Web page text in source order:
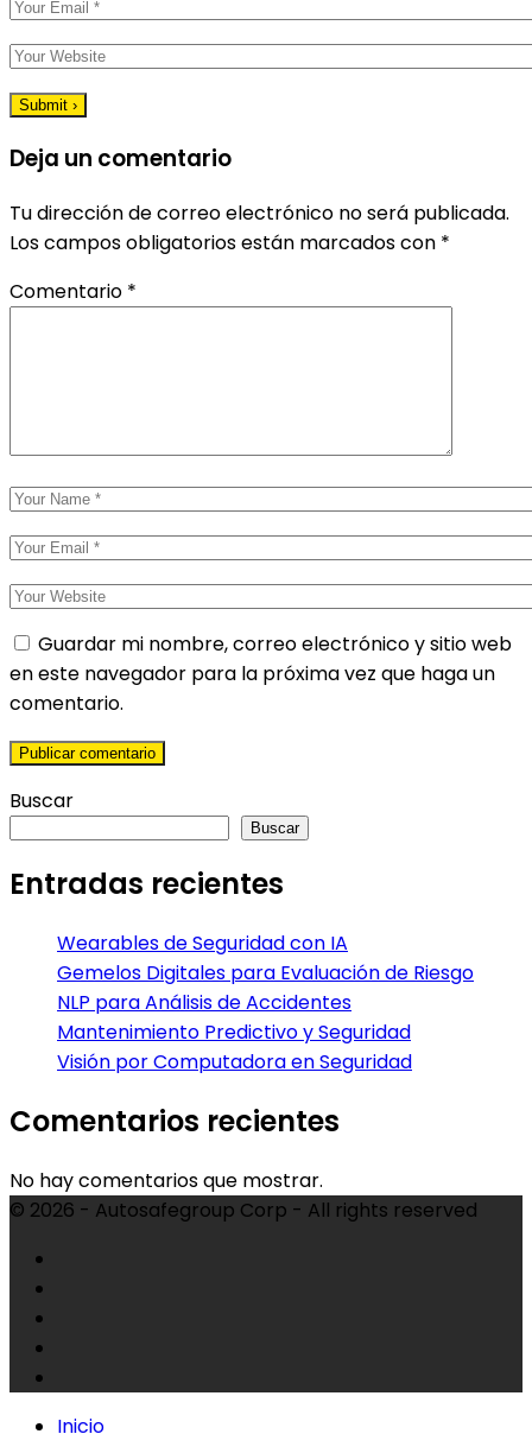
Deja un comentario
Tu dirección de correo electrónico no será publicada.
Los campos obligatorios están marcados con *
Comentario *
Guardar mi nombre, correo electrónico y sitio web
en este navegador para la próxima vez que haga un
comentario.
Buscar
Buscar
Entradas recientes
Wearables de Seguridad con IA
Gemelos Digitales para Evaluación de Riesgo
NLP para Análisis de Accidentes
Mantenimiento Predictivo y Seguridad
Visión por Computadora en Seguridad
Comentarios recientes
No hay comentarios que mostrar.
© 2026 - Autosafegroup Corp - All rights reserved
Inicio